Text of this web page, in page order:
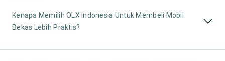
Kenapa Memilih OLX Indonesia Untuk Membeli Mobil
Bekas Lebih Praktis?